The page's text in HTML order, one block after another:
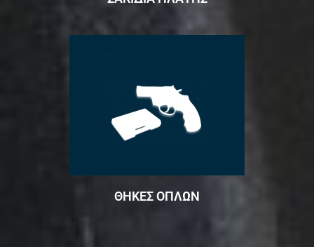
ΘΗΚΕΣ ΟΠΛΩΝ